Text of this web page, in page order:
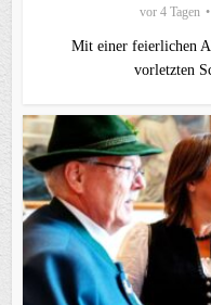
vor 4 Tagen
Mit einer feierlichen
vorletzten